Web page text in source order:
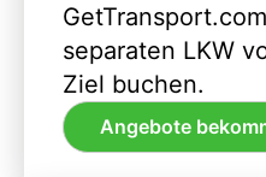
separaten LKW
Ziel buchen.
Angebote